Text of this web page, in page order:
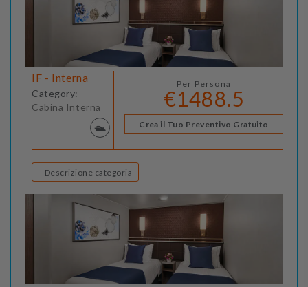
IF - Interna
Category:
Cabina Interna
Per Persona
€1488.5
Crea il Tuo Preventivo Gratuito
Descrizione categoria